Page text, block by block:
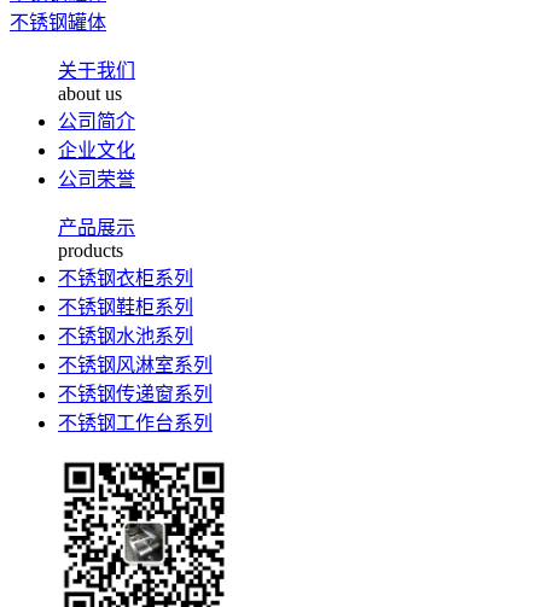
不锈钢罐体
关于我们
about us
公司简介
企业文化
公司荣誉
产品展示
products
不锈钢衣柜系列
不锈钢鞋柜系列
不锈钢水池系列
不锈钢风淋室系列
不锈钢传递窗系列
不锈钢工作台系列